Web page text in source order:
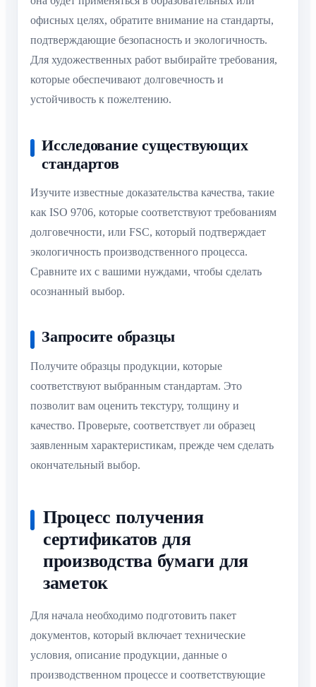
офисных целях, обратите внимание на стандарты,
подтверждающие безопасность и экологичность.
Для художественных работ выбирайте требования,
которые обеспечивают долговечность и
устойчивость к пожелтению.
Исследование существующих
стандартов
Изучите известные доказательства качества, такие
как ISO 9706, которые соответствуют требованиям
долговечности, или FSC, который подтверждает
экологичность производственного процесса.
Сравните их с вашими нуждами, чтобы сделать
осознанный выбор.
Запросите образцы
Получите образцы продукции, которые
соответствуют выбранным стандартам. Это
позволит вам оценить текстуру, толщину и
качество. Проверьте, соответствует ли образец
заявленным характеристикам, прежде чем сделать
окончательный выбор.
Процесс получения
сертификатов для
производства бумаги для
заметок
Для начала необходимо подготовить пакет
документов, который включает технические
условия, описание продукции, данные о
производственном процессе и соответствующие